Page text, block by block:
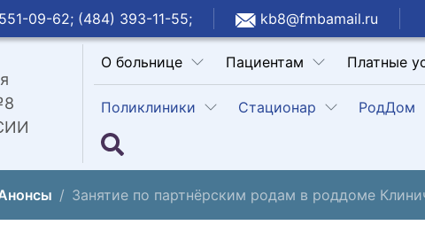
09-62; (484) 393-11-55; kb8@fmbamail.ru
О больнице Пациентам Платные
Поликлиники Стационар РодДом
Занятие по партнёрским родам в роддоме